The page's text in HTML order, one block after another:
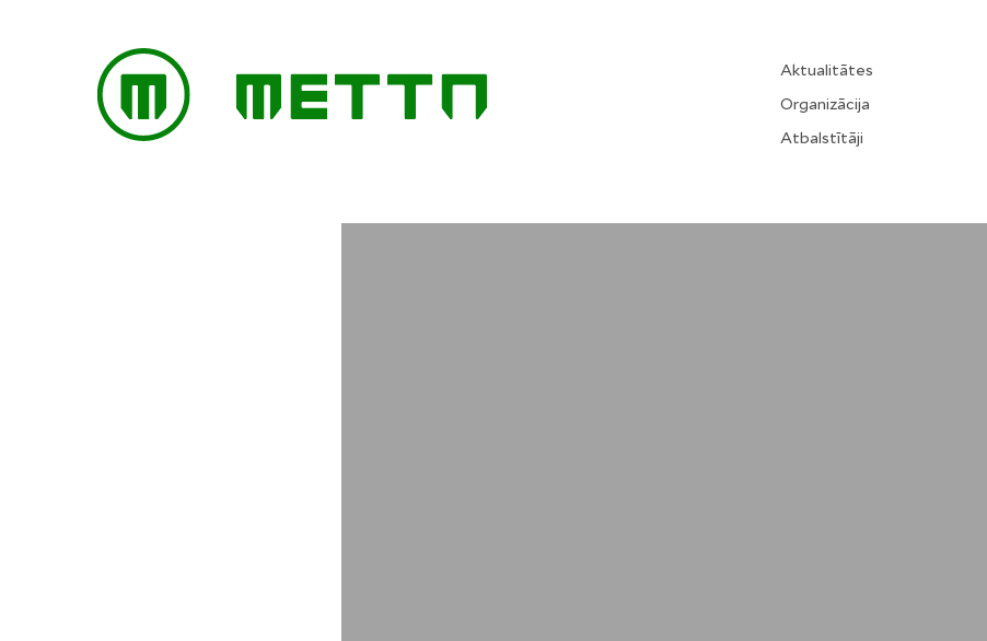
Aktualitātes
Organizācija
Atbalstītāji